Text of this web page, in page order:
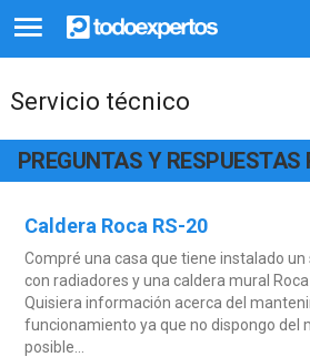
Servicio técnico
PREGUNTAS Y
Caldera Roca RS-20
Compré una casa que tiene instalado
con radiadores y una caldera mural Roca
Quisiera información acerca del
funcionamiento ya que no dispongo del
posible...